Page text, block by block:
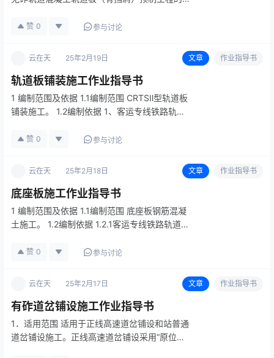
凝土施工前要组织技术人员认真学习施工组织设
熟悉规范和技术标准。…
赞 0 参与讨论
云在天 25年2月19日 文章 作业指导书
轨道板铺装施工作业指导书
1 编制范围及依据 1.1编制范围 CRTSⅡ型轨道板
铺装施工。 1.2编制依据 1、客运专线铁路轨道
线无碴轨道铁路工程测量暂行规定（铁建设
赞 0 参与讨论
云在天 25年2月18日 文章 作业指导书
底座板施工作业指导书
1 编制范围及依据 1.1编制范围 底座板钢筋混凝
土施工。 1.2编制依据 1.2.1客运专线铁路轨道工
线无砟轨道铁路工程测量暂行规定（铁建设
赞 0 参与讨论
云在天 25年2月17日 文章 作业指导书
有砟道岔铺设施工作业指导书
1．适用范围 适用于正线高速道岔铺设和站普通
道岔铺设施工。正线高速道岔铺设采用“原位换